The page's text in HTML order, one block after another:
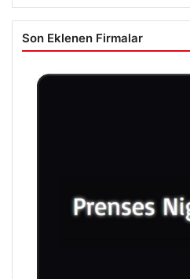
Son Eklenen Firmalar